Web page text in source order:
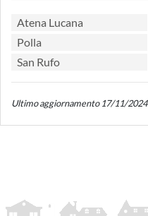
Atena Lucana
Polla
San Rufo
Ultimo aggiornamento 17/11/2024